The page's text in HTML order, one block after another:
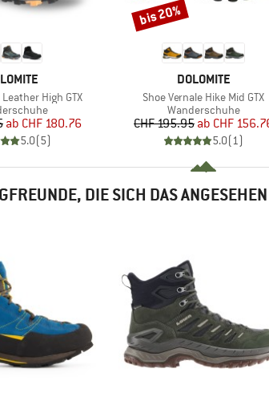
High GTX
Preis
reduzierter Preis
ab CHF 180.76
5.0(5)
MARKE
DOLOMITE
Artikel
Shoe Vernale Hike Mid GTX
Produktgruppe
Wanderschuhe
Preis
CHF 195.95 reduzierter
ab CHF
5.0( 1)
Rabatt
bis 20%
DIE SICH DAS